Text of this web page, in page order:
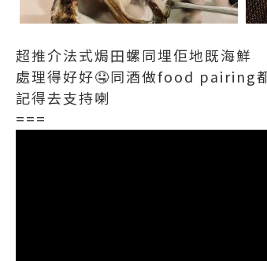
超推介法式焗田螺同埋佢地既海鮮
處理得好好🤤同酒做food pairing
記得去支持喇
===